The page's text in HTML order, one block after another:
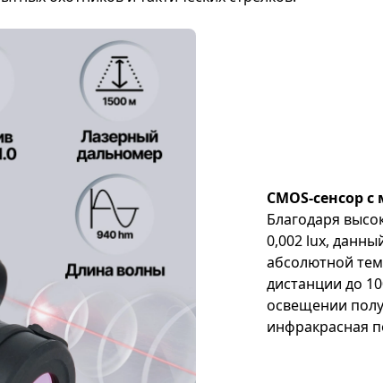
CMOS-сенсор
Благодаря
0,002 lux,
абсолютной
дистанции до
освещении
инфракрасная